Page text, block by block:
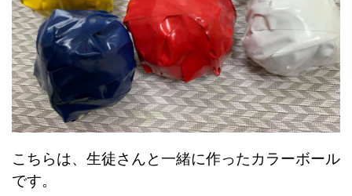
こちらは、生徒さんと一緒に作ったカラーボール
です。